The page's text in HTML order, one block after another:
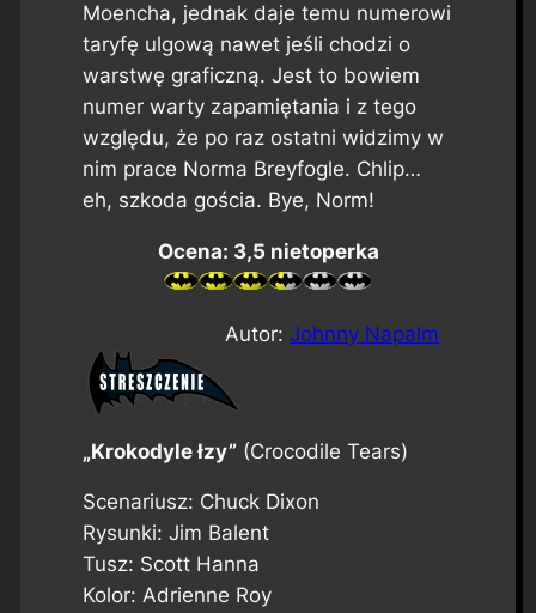
Moencha, jednak daje temu numerowi
taryfę ulgową nawet jeśli chodzi o
warstwę graficzną. Jest to bowiem
numer warty zapamiętania i z tego
względu, że po raz ostatni widzimy w
nim prace Norma Breyfogle. Chlip…
eh, szkoda gościa. Bye, Norm!
Ocena: 3,5 nietoperka
Autor:Johnny Napalm
„Krokodyle łzy”(Crocodile Tears)
Scenariusz: Chuck Dixon
Rysunki: Jim Balent
Tusz: Scott Hanna
Kolor: Adrienne Roy